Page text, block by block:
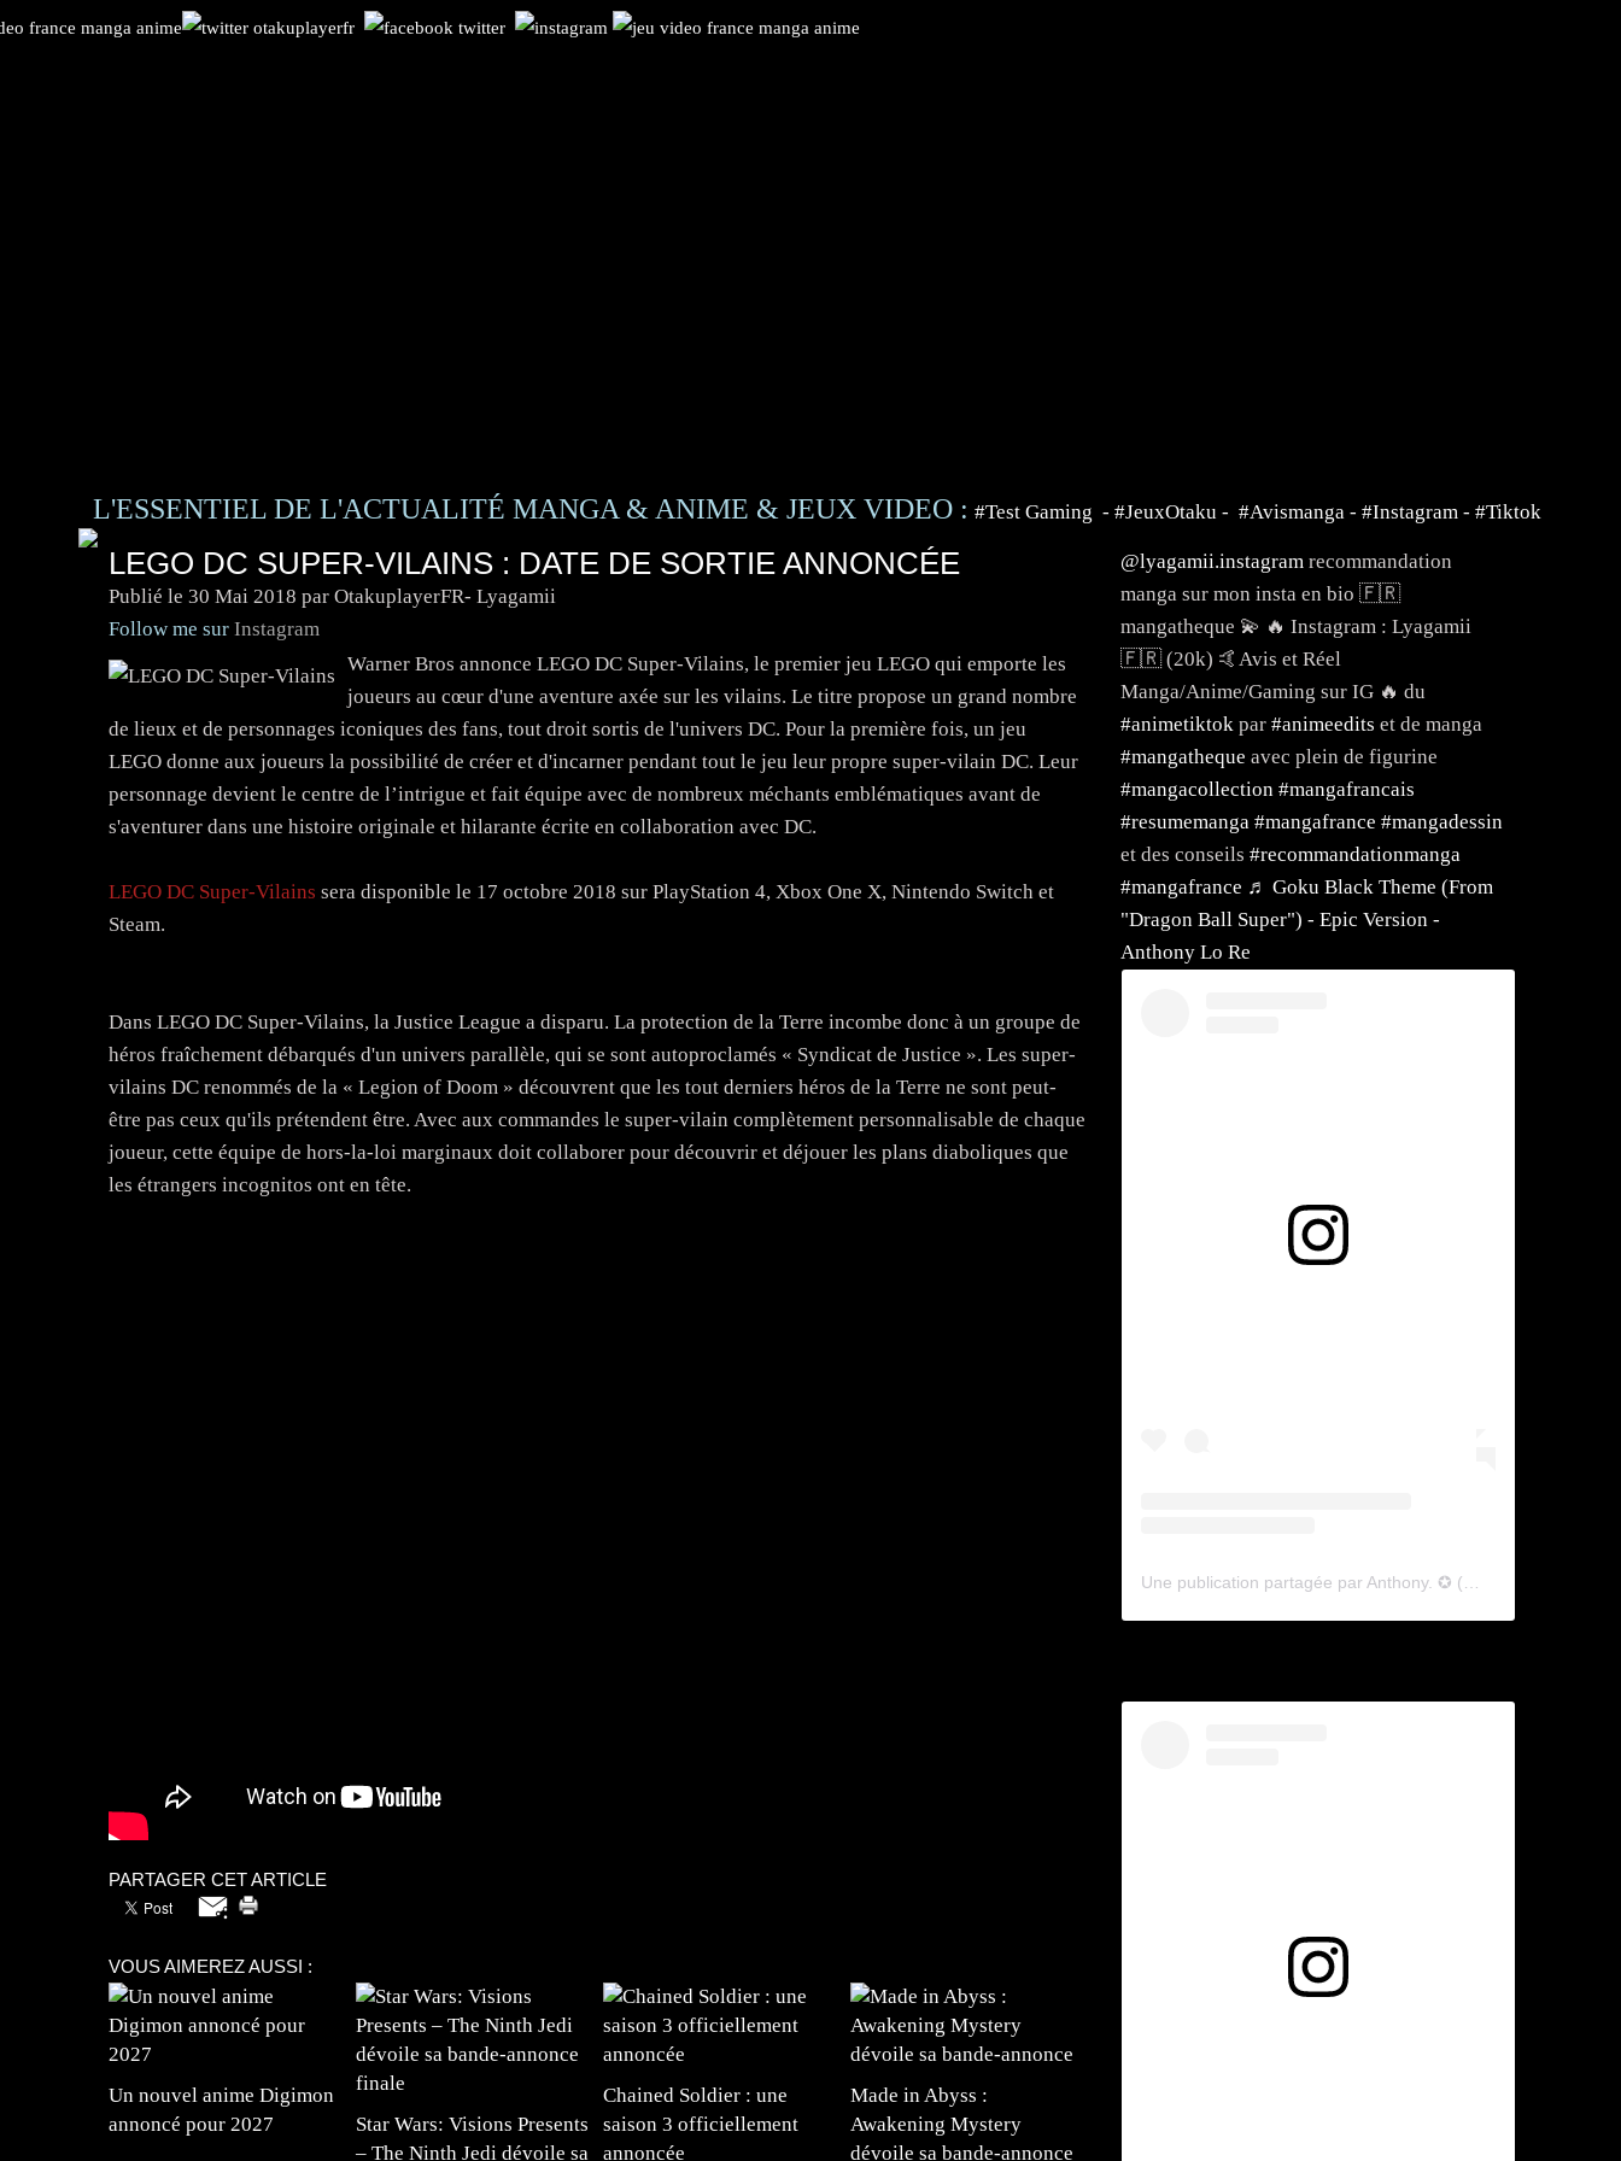
L'ESSENTIEL DE L'ACTUALITÉ MANGA & ANIME & JEUX VIDEO : #Test Gaming - #JeuxOtaku - #Avismanga - #Instagram - #Tiktok
LEGO DC SUPER-VILAINS : DATE DE SORTIE ANNONCÉE
Publié le 30 Mai 2018 par OtakuplayerFR- Lyagamii
Follow me sur Instagram
Warner Bros annonce LEGO DC Super-Vilains, le premier jeu LEGO qui emporte les
joueurs au cœur d'une aventure axée sur les vilains. Le titre propose un grand nombre
de lieux et de personnages iconiques des fans, tout droit sortis de l'univers DC. Pour la première fois, un jeu
LEGO donne aux joueurs la possibilité de créer et d'incarner pendant tout le jeu leur propre super-vilain DC. Leur
personnage devient le centre de l’intrigue et fait équipe avec de nombreux méchants emblématiques avant de
s'aventurer dans une histoire originale et hilarante écrite en collaboration avec DC.
LEGO DC Super-Vilains sera disponible le 17 octobre 2018 sur PlayStation 4, Xbox One X, Nintendo Switch et
Steam.
Dans LEGO DC Super-Vilains, la Justice League a disparu. La protection de la Terre incombe donc à un groupe de
héros fraîchement débarqués d'un univers parallèle, qui se sont autoproclamés « Syndicat de Justice ». Les super-
vilains DC renommés de la « Legion of Doom » découvrent que les tout derniers héros de la Terre ne sont peut-
être pas ceux qu'ils prétendent être. Avec aux commandes le super-vilain complètement personnalisable de chaque
joueur, cette équipe de hors-la-loi marginaux doit collaborer pour découvrir et déjouer les plans diaboliques que
les étrangers incognitos ont en tête.
PARTAGER CET ARTICLE
VOUS AIMEREZ AUSSI :
Un nouvel anime Digimon
annoncé pour 2027
Star Wars: Visions Presents
– The Ninth Jedi dévoile sa
Chained Soldier : une
saison 3 officiellement
annoncée
Made in Abyss :
Awakening Mystery
dévoile sa bande-annonce
@lyagamii.instagram recommandation
manga sur mon insta en bio 🇫🇷
mangatheque 💫 🔥 Instagram : Lyagamii
🇫🇷 (20k) 🤙Avis et Réel
Manga/Anime/Gaming sur IG 🔥 du
#animetiktok par #animeedits et de manga
#mangatheque avec plein de figurine
#mangacollection #mangafrancais
#resumemanga #mangafrance #mangadessin
et des conseils #recommandationmanga
#mangafrance ♬ Goku Black Theme (From
"Dragon Ball Super") - Epic Version -
Anthony Lo Re